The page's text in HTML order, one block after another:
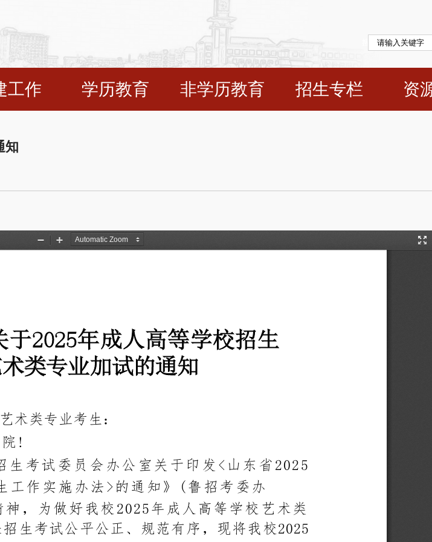
工作 学历教育 非学历教育 招生专栏 资
知